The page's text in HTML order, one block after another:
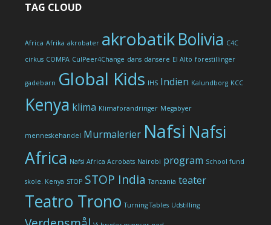
TAG CLOUD
Africa Afrika akrobater akrobatikBolivia C4C
cirkus COMPA CulPeer4Change dans dansere El Alto forestillinger
gadebørn Global Kids IHS Indien Kalundborg KCC
Kenya klima Klimaforandringer Megabyer
menneskehandel Murmalerier Nafsi Nafsi
Africa Nafsi Africa Acrobats Nairobi program School fund
skole. Kenya STOP STOP India Tanzania teater
Teatro Trono Turning Tables Udstilling